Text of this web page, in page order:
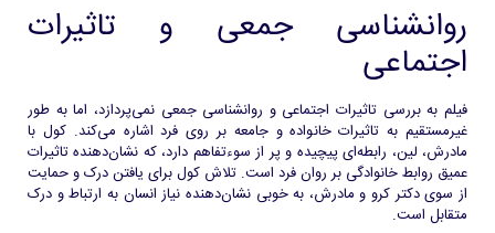
روانشناسی جمعی و تاثیرات
اجتماعی
فیلم به بررسی تاثیرات اجتماعی و روانشناسی جمعی نمی‌پردازد، اما به طور
غیرمستقیم به تاثیرات خانواده و جامعه بر روی فرد اشاره می‌کند. کول با
مادرش، لین، رابطه‌ای پیچیده و پر از سوءتفاهم دارد، که نشان‌دهنده تاثیرات
عمیق روابط خانوادگی بر روان فرد است. تلاش کول برای یافتن درک و حمایت
از سوی دکتر کرو و مادرش، به خوبی نشان‌دهنده نیاز انسان به ارتباط و درک
متقابل است.